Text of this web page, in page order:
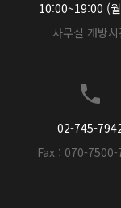
10:00~19:00 (
사무실 개방시
02-745-
Fax : 070-7500-